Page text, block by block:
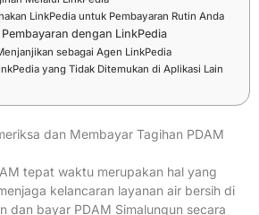
LinkPedia untuk Pembayaran Rutin Anda
dengan LinkPedia
sebagai Agen LinkPedia
yang Tidak Ditemukan di Aplikasi Lain
dan Membayar Tagihan PDAM
tepat waktu merupakan hal yang
kelancaran layanan air bersih di
dan bayar PDAM Simalungun secara